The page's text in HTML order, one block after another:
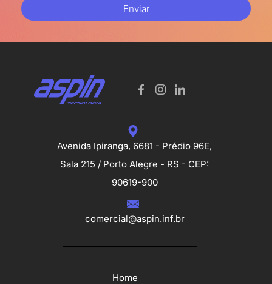
Enviar
Avenida Ipiranga, 6681 - Prédio 96E,
Sala 215 / Porto Alegre - RS - CEP:
90619-900
comercial@aspin.inf.br
Home